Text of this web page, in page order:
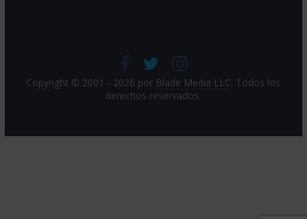
Copyright © 2001 - 2026 por Blade Media LLC. Todos los
derechos reservados.